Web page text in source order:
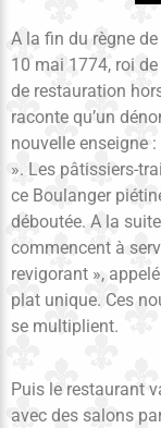
A la fin du règne de
10 mai 1774, roi
de restauration
raconte qu’un
nouvelle enseigne
». Les pâtissiers-
ce Boulanger
déboutée. A la
commencent à
revigorant »,
plat unique. Ces
se multiplient.
Puis le restaurant
avec des salons